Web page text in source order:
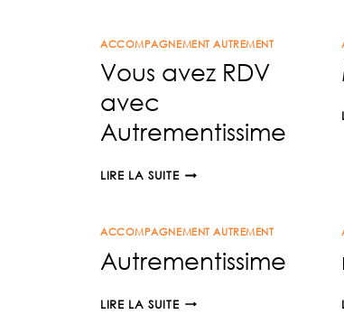
ACCOMPAGNEMENT AUTREMENT
Vous avez RDV
avec
Autrementissime
LIRE LA SUITEVOUS
AVEC
AUTREMENTISSIME
ACCOMPAGNEMENT AUTREMENT
Autrementissime
LIRE LA SUITEAUTREMENTISSIME